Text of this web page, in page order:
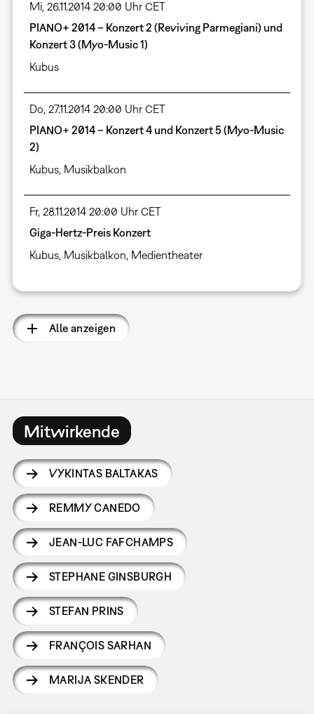
Mi, 26.11.2014 20:00 Uhr CET
PIANO+ 2014 – Konzert 2 (Reviving Parmegiani) und
Konzert 3 (Myo-Music 1)
Kubus
Do, 27.11.2014 20:00 Uhr CET
PIANO+ 2014 – Konzert 4 und Konzert 5 (Myo-Music
2)
Kubus, Musikbalkon
Fr, 28.11.2014 20:00 Uhr CET
Giga-Hertz-Preis Konzert
Kubus, Musikbalkon, Medientheater
Alle anzeigen
Mitwirkende
VYKINTAS BALTAKAS
REMMY CANEDO
JEAN-LUC FAFCHAMPS
STEPHANE GINSBURGH
STEFAN PRINS
FRANÇOIS SARHAN
MARIJA SKENDER